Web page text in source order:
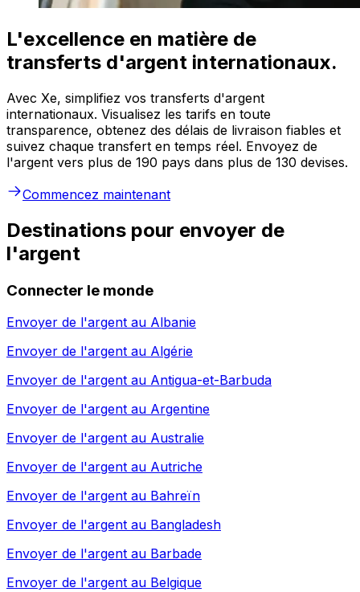
L'excellence en matière de
transferts d'argent internationaux.
Avec Xe, simplifiez vos transferts d'argent
internationaux. Visualisez les tarifs en toute
transparence, obtenez des délais de livraison fiables et
suivez chaque transfert en temps réel. Envoyez de
l'argent vers plus de 190 pays dans plus de 130 devises.
Commencez maintenant
Destinations pour envoyer de
l'argent
Connecter le monde
Envoyer de l'argent au Albanie
Envoyer de l'argent au Algérie
Envoyer de l'argent au Antigua-et-Barbuda
Envoyer de l'argent au Argentine
Envoyer de l'argent au Australie
Envoyer de l'argent au Autriche
Envoyer de l'argent au Bahreïn
Envoyer de l'argent au Bangladesh
Envoyer de l'argent au Barbade
Envoyer de l'argent au Belgique